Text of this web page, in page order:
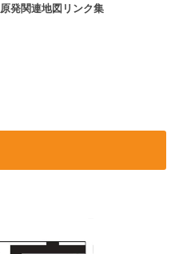
原発関連地図リンク集